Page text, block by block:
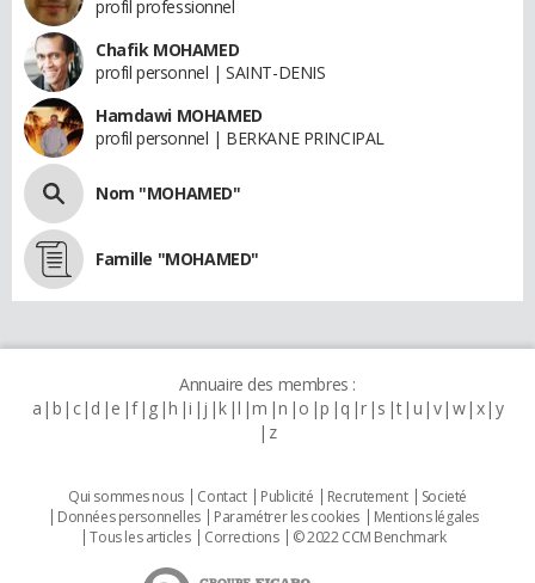
profil professionnel
Chafik MOHAMED
profil personnel | SAINT-DENIS
Hamdawi MOHAMED
profil personnel | BERKANE PRINCIPAL
Nom "MOHAMED"
Famille "MOHAMED"
Annuaire des membres :
a b c d e f g h i j k l m n o p q r s t u v w x y
z
Qui sommes nous Contact Publicité Recrutement
Societé
Données personnelles
Paramétrer les cookies
Mentions légales
Tous les articles
Corrections © 2022 CCM Benchmark